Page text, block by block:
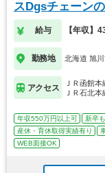
スDgsチェーン
給与 【年収】
勤務地 北海道 旭
アクセス
ＪＲ函館
ＪＲ石北
年収550万円以上可 新卒
産休・育休取得実績有り
WEB面接OK